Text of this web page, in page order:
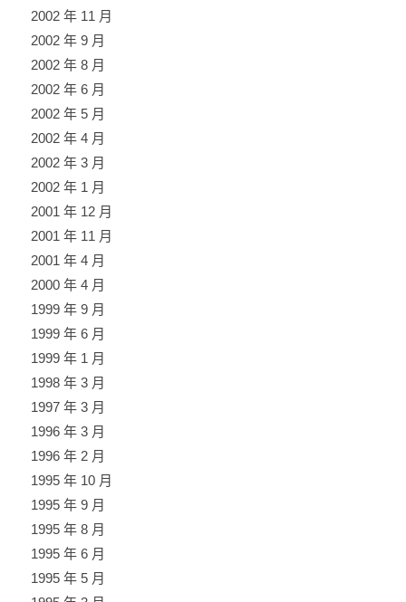
2002 年 11 月
2002 年 9 月
2002 年 8 月
2002 年 6 月
2002 年 5 月
2002 年 4 月
2002 年 3 月
2002 年 1 月
2001 年 12 月
2001 年 11 月
2001 年 4 月
2000 年 4 月
1999 年 9 月
1999 年 6 月
1999 年 1 月
1998 年 3 月
1997 年 3 月
1996 年 3 月
1996 年 2 月
1995 年 10 月
1995 年 9 月
1995 年 8 月
1995 年 6 月
1995 年 5 月